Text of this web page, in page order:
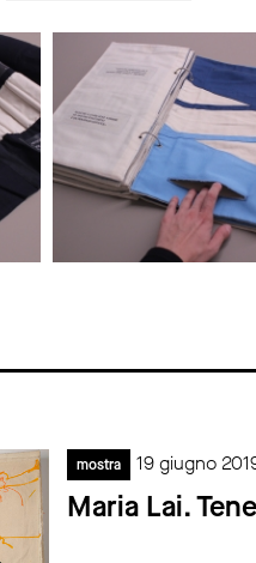
mostra 19 giugno
Maria Lai.